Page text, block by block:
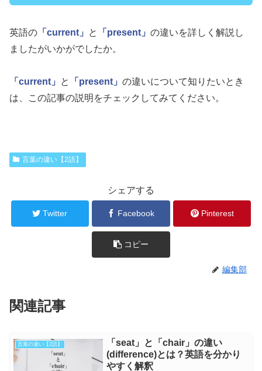
英語の 「current」 と 「present」 の違いを詳しく解説し
ましたがいかがでしたか。
「current」 と 「present」 の違いについて知りたいとき
は、この記事の説明をチェックしてみてください。
言葉の違い【2語】
シェアする
Twitter Facebook Pinterest
コピー
編集部
関連記事
言葉の違い【2語】
「seat」と「chair」の違い
(difference)とは？英語を分かり
やすく解釈